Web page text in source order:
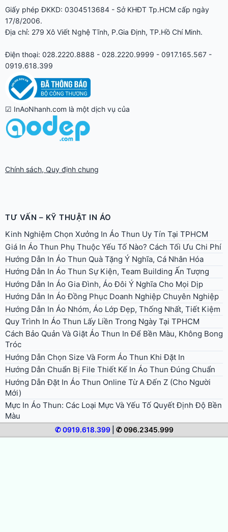
Giấy phép ĐKKD: 0304513684 - Sở KHĐT Tp.HCM cấp ngày
17/8/2006.
Địa chỉ: 279 Xô Viết Nghệ Tĩnh, P.Gia Định, TP.Hồ Chí Minh.
Điện thoại: 028.2220.8888 - 028.2220.9999 - 0917.165.567 -
0919.618.399
✆ 0919.618.399| ✆ 096.2345.999
☑ InAoNhanh.com là một dịch vụ của
Chính sách, Quy định chung
TƯ VẤN – KỸ THUẬT IN ÁO
Kinh Nghiệm Chọn Xưởng In Áo Thun Uy Tín Tại TPHCM
Giá In Áo Thun Phụ Thuộc Yếu Tố Nào? Cách Tối Ưu Chi Phí
Hướng Dẫn In Áo Thun Quà Tặng Ý Nghĩa, Cá Nhân Hóa
Hướng Dẫn In Áo Thun Sự Kiện, Team Building Ấn Tượng
Hướng Dẫn In Áo Gia Đình, Áo Đôi Ý Nghĩa Cho Mọi Dịp
Hướng Dẫn In Áo Đồng Phục Doanh Nghiệp Chuyên Nghiệp
Hướng Dẫn In Áo Nhóm, Áo Lớp Đẹp, Thống Nhất, Tiết Kiệm
Quy Trình In Áo Thun Lấy Liền Trong Ngày Tại TPHCM
Cách Bảo Quản Và Giặt Áo Thun In Để Bền Màu, Không Bong
Tróc
Hướng Dẫn Chọn Size Và Form Áo Thun Khi Đặt In
Hướng Dẫn Chuẩn Bị File Thiết Kế In Áo Thun Đúng Chuẩn
Hướng Dẫn Đặt In Áo Thun Online Từ A Đến Z (Cho Người
Mới)
Mực In Áo Thun: Các Loại Mực Và Yếu Tố Quyết Định Độ Bền
Màu
Các Loại Vải In Áo Thun Phổ Biến Và Cách Nhận Biết
In Ép Decal Nhiệt PU/PVC: Ứng Dụng Cho Áo Thể Thao, Áo